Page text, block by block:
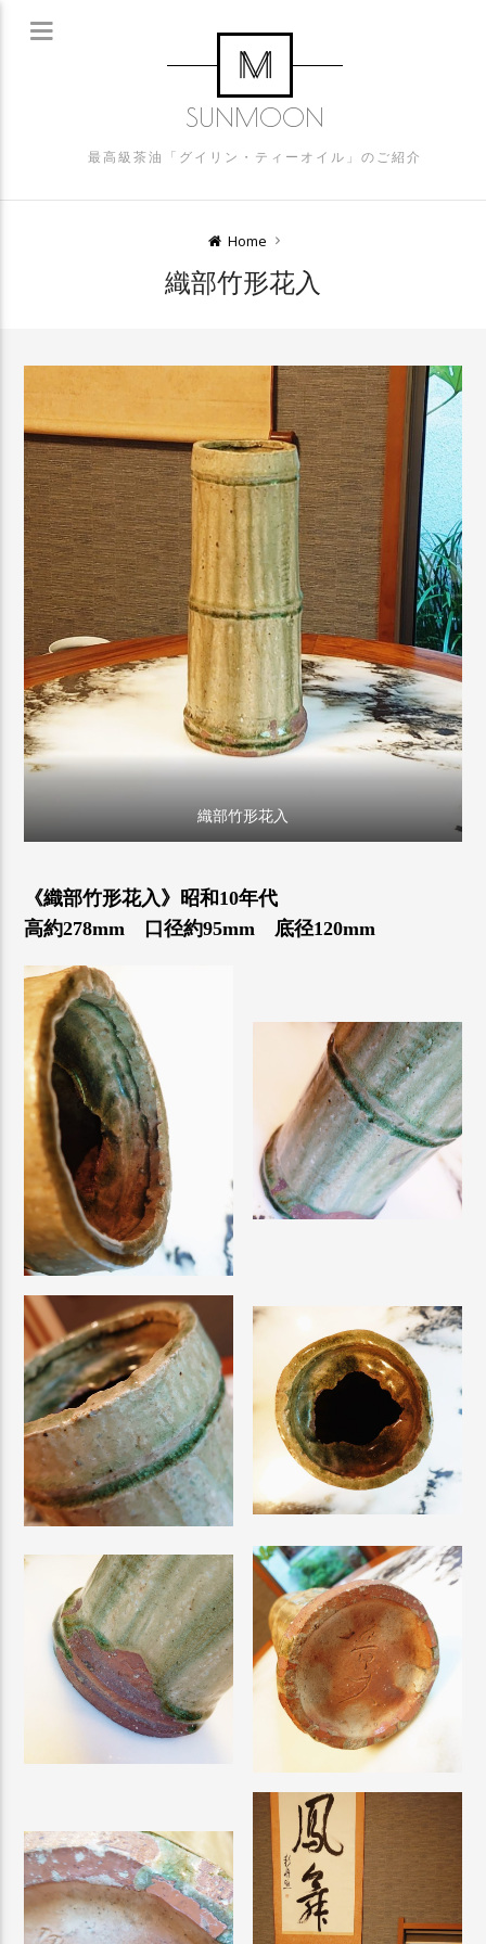
SUNMOON
最高級茶油「グイリン・ティーオイル」のご紹介
Home
織部竹形花入
織部竹形花入
《織部竹形花入》昭和10年代
高約278mm 口径約95mm 底径120mm